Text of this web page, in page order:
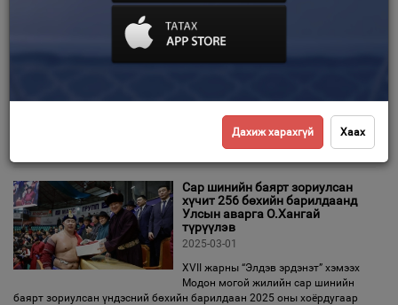
зодоглоно
2025-03-17
Йордан Улсын нийслэл Амман
хотод энэ сарын 23-30-ны хооронд болно. Азийн шилдэг 378
тамирчин оролцохоор бүртгүүлээд буй тэмцээнд Монголын 23 бөх
Сар шинийн баярт зориулсан
хүчит 256 бөхийн барилдаанд
Улсын аварга О.Хангай
түрүүлэв
2025-03-01
XVII жарны “Элдэв эрдэнэт” хэмээх
Модон могой жилийн сар шинийн
баярт зориулсан үндэсний бөхийн барилдаан 2025 оны хоёрдугаар
Дахиж харахгүй Хаах